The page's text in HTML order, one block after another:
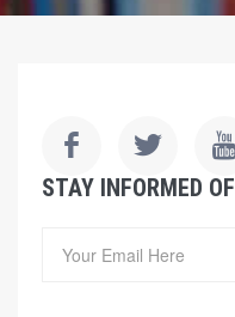
STAY INFORMED